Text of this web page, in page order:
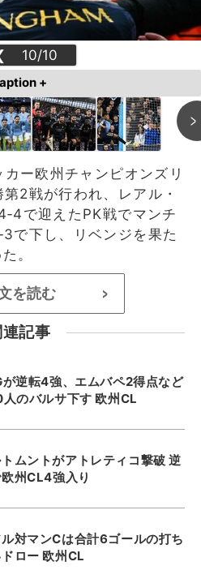
10/10
❯
+
ー欧州チャンピオンズリ
2戦が行われ、レアル・
で迎えたPK戦でマンチ
で下し、リベンジを果た
。
を読む >
連記事
が逆転4強、エムバペ2得点など
人のバルサ下す 欧州CL
トムントがアトレティコ撃破 逆
州CL4強入り
ル対マンCは合計6ゴールの打ち
ロー 欧州CL